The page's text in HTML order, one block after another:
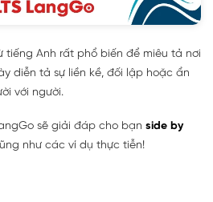
tiếng Anh rất phổ biến để miêu tả nơi
diễn tả sự liền kề, đối lập hoặc ẩn
với người.
sẽ giải đáp cho bạn side by
như các ví dụ thực tiễn!